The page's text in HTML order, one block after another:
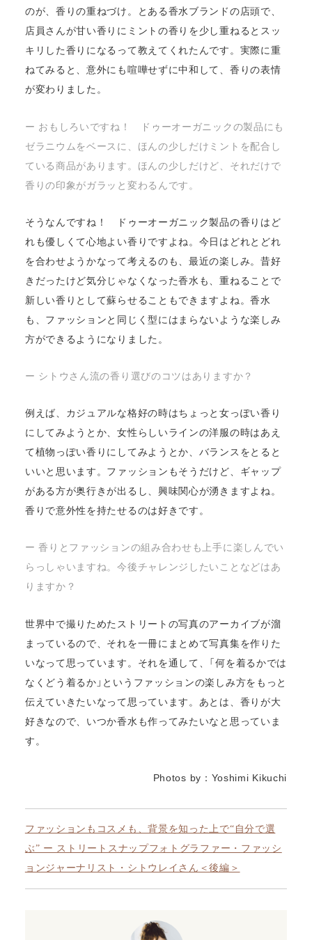
のが、香りの重ねづけ。とある香水ブランドの店頭で、
店員さんが甘い香りにミントの香りを少し重ねるとスッ
キリした香りになるって教えてくれたんです。実際に重
ねてみると、意外にも喧嘩せずに中和して、香りの表情
が変わりました。
ー おもしろいですね！ ドゥーオーガニックの製品にも
ゼラニウムをベースに、ほんの少しだけミントを配合し
ている商品があります。ほんの少しだけど、それだけで
香りの印象がガラッと変わるんです。
そうなんですね！ ドゥーオーガニック製品の香りはど
れも優しくて心地よい香りですよね。今日はどれとどれ
を合わせようかなって考えるのも、最近の楽しみ。昔好
きだったけど気分じゃなくなった香水も、重ねることで
新しい香りとして蘇らせることもできますよね。香水
も、ファッションと同じく型にはまらないような楽しみ
方ができるようになりました。
ー シトウさん流の香り選びのコツはありますか？
例えば、カジュアルな格好の時はちょっと女っぽい香り
にしてみようとか、女性らしいラインの洋服の時はあえ
て植物っぽい香りにしてみようとか、バランスをとると
いいと思います。ファッションもそうだけど、ギャップ
がある方が奥行きが出るし、興味関心が湧きますよね。
香りで意外性を持たせるのは好きです。
ー 香りとファッションの組み合わせも上手に楽しんでい
らっしゃいますね。今後チャレンジしたいことなどはあ
りますか？
世界中で撮りためたストリートの写真のアーカイブが溜
まっているので、それを一冊にまとめて写真集を作りた
いなって思っています。それを通して、「何を着るかでは
なくどう着るか」というファッションの楽しみ方をもっと
伝えていきたいなって思っています。あとは、香りが大
好きなので、いつか香水も作ってみたいなと思っていま
す。
Photos by：Yoshimi Kikuchi
ファッションもコスメも、背景を知った上で“自分で選
ぶ” ー ストリートスナップフォトグラファー・ファッシ
ョンジャーナリスト・シトウレイさん＜後編＞